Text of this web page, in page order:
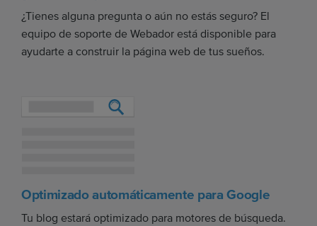
¿Tienes alguna pregunta o aún no estás seguro? El
equipo de soporte de Webador está disponible para
ayudarte a construir la página web de tus sueños.
Optimizado automáticamente para Google
Tu blog estará optimizado para motores de búsqueda.